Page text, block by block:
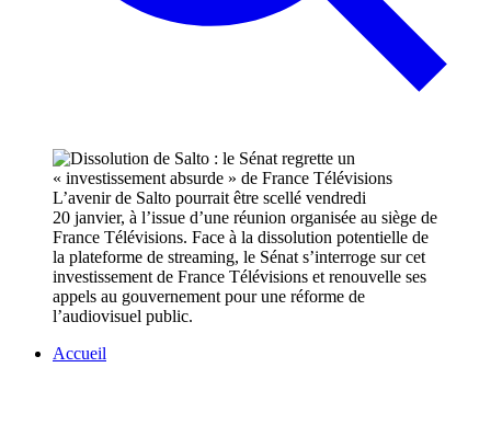
L’avenir de Salto pourrait être scellé vendredi
20 janvier, à l’issue d’une réunion organisée au siège de
France Télévisions. Face à la dissolution potentielle de
la plateforme de streaming, le Sénat s’interroge sur cet
investissement de France Télévisions et renouvelle ses
appels au gouvernement pour une réforme de
l’audiovisuel public.
Accueil